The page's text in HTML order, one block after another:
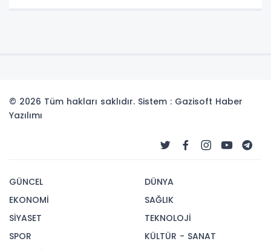
© 2026 Tüm hakları saklıdır. Sistem : Gazisoft Haber
Yazılımı
GÜNCEL
EKONOMİ
SİYASET
SPOR
DÜNYA
SAĞLIK
TEKNOLOJİ
KÜLTÜR - SANAT